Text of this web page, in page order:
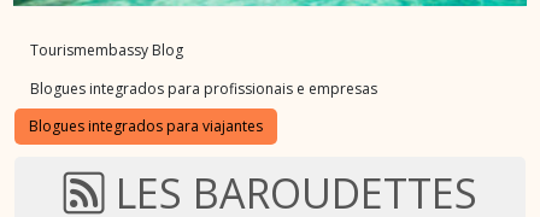
Tourismembassy Blog
Blogues integrados para profissionais e empresas
Blogues integrados para viajantes
LES BAROUDETTES